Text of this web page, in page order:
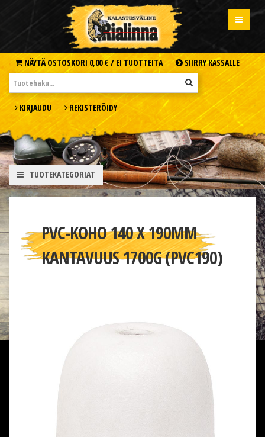
NÄYTÄ OSTOSKORI 0,00 € / EI TUOTTEITA SIIRRY KASSALLE
KIRJAUDU REKISTERÖIDY
TUOTEKATEGORIAT
PVC-KOHO 140 X 190MM
KANTAVUUS 1700G (PVC190)